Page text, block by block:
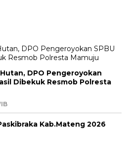
DPO Pengeroyokan
Dibekuk Resmob Polresta
Kab.Mateng 2026